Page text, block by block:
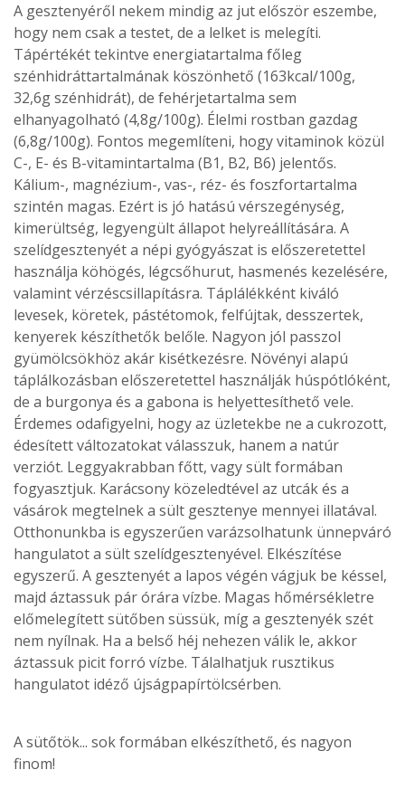
A gesztenyéről nekem mindig az jut először eszembe,
hogy nem csak a testet, de a lelket is melegíti.
Tápértékét tekintve energiatartalma főleg
szénhidráttartalmának köszönhető (163kcal/100g,
32,6g szénhidrát), de fehérjetartalma sem
elhanyagolható (4,8g/100g). Élelmi rostban gazdag
(6,8g/100g). Fontos megemlíteni, hogy vitaminok közül
C-, E- és B-vitamintartalma (B1, B2, B6) jelentős.
Kálium-, magnézium-, vas-, réz- és foszfortartalma
szintén magas. Ezért is jó hatású vérszegénység,
kimerültség, legyengült állapot helyreállítására. A
szelídgesztenyét a népi gyógyászat is előszeretettel
használja köhögés, légcsőhurut, hasmenés kezelésére,
valamint vérzéscsillapításra. Táplálékként kiváló
levesek, köretek, pástétomok, felfújtak, desszertek,
kenyerek készíthetők belőle. Nagyon jól passzol
gyümölcsökhöz akár kisétkezésre. Növényi alapú
táplálkozásban előszeretettel használják húspótlóként,
de a burgonya és a gabona is helyettesíthető vele.
Érdemes odafigyelni, hogy az üzletekbe ne a cukrozott,
édesített változatokat válasszuk, hanem a natúr
verziót. Leggyakrabban főtt, vagy sült formában
fogyasztjuk. Karácsony közeledtével az utcák és a
vásárok megtelnek a sült gesztenye mennyei illatával.
Otthonunkba is egyszerűen varázsolhatunk ünnepváró
hangulatot a sült szelídgesztenyével. Elkészítése
egyszerű. A gesztenyét a lapos végén vágjuk be késsel,
majd áztassuk pár órára vízbe. Magas hőmérsékletre
előmelegített sütőben süssük, míg a gesztenyék szét
nem nyílnak. Ha a belső héj nehezen válik le, akkor
áztassuk picit forró vízbe. Tálalhatjuk rusztikus
hangulatot idéző újságpapírtölcsérben.
A sütőtök... sok formában elkészíthető, és nagyon
finom!